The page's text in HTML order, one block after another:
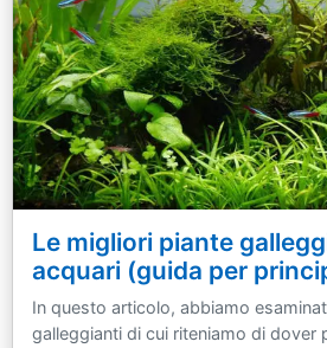
Le migliori piante
acquari (guida per
In questo articolo, abbiamo
galleggianti di cui riteniamo di dover